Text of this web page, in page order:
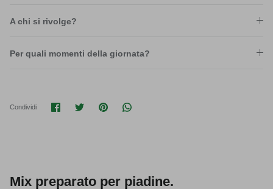
A chi si rivolge?
Per quali momenti della giornata?
Condividi Condividi su Facebook
Condividi su Twitter
Condividi su Pinterest
Translation missing:
Mix preparato per piadine.